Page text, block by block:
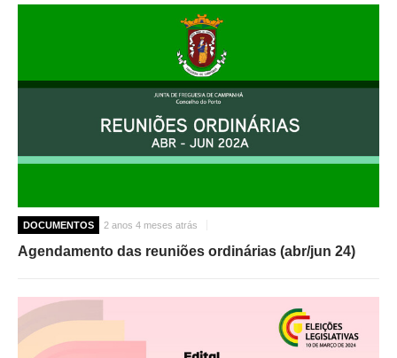
DOCUMENTOS 2 anos 4 meses atrás
Agendamento das reuniões ordinárias (abr/jun 24)